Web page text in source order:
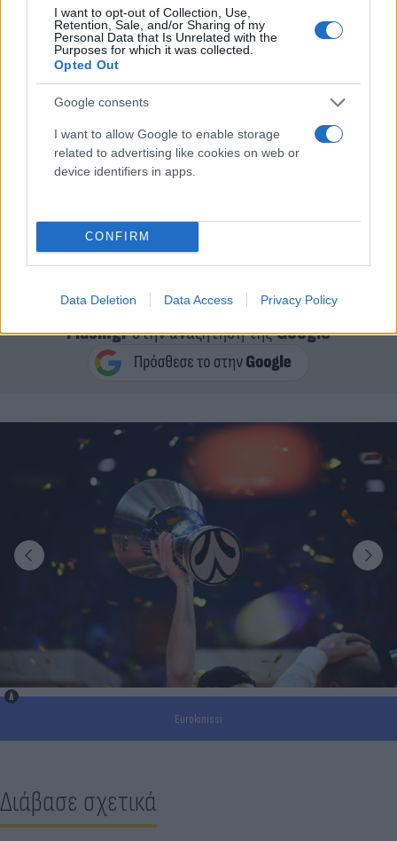
I want to opt-out of Collection, Use,
Retention, Sale, and/or Sharing of my
Personal Data that Is Unrelated with the
Purposes for which it was collected.
Opted Out
Google consents
I want to allow Google to enable storage
related to advertising like cookies on web or
device identifiers in apps.
CONFIRM
Data Deletion Data Access Privacy Policy
Κάνε κλικ και δες περισσότερο
Flash.grστην αναζήτηση τηςGoogle
Eurokinissi
Διάβασε σχετικά